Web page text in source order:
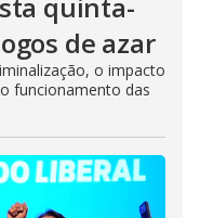
de azar
o impacto
funcionamento das